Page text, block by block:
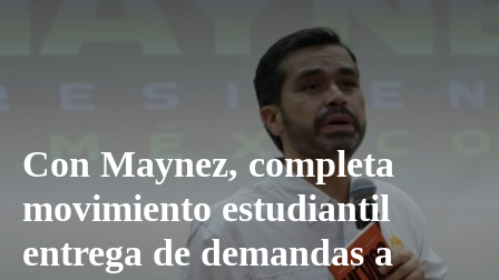
Con Maynez, completa
movimiento estudiantil
entrega de demandas a